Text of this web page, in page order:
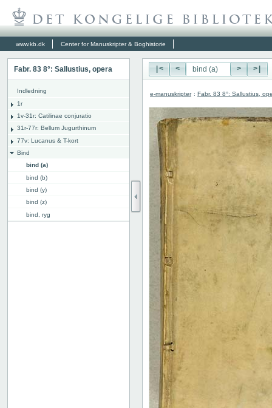
www.kb.dk Center for Manuskripter & Boghistorie
Fabr. 83 8°: Sallustius, opera
Indledning
1r
1v-31r: Catilinae conjuratio
31r-77r: Bellum Jugurthinum
77v: Lucanus & T-kort
Bind
bind (a)
bind (b)
bind (y)
bind (z)
bind, ryg
|< < > >|
e-manuskripter : Fabr. 83 8°: Sallustius,